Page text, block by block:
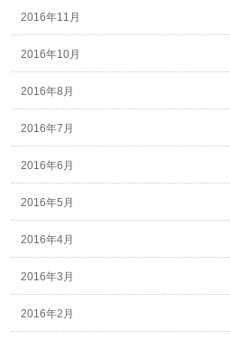
2016年11月
2016年10月
2016年8月
2016年7月
2016年6月
2016年5月
2016年4月
2016年3月
2016年2月